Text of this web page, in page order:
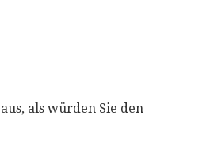
als würden Sie den